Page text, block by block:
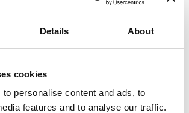
Details About
cookies
personalise content and ads, to
features and to analyse our traffic.